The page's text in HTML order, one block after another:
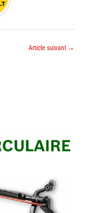
Article suivant →